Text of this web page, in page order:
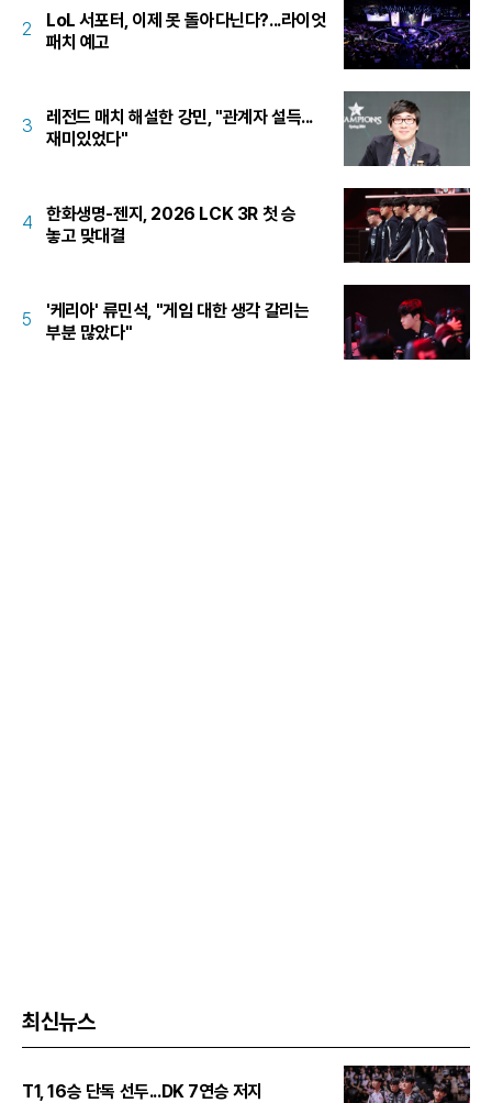
2
LoL 서포터, 이제 못 돌아다닌다?...라이엇
패치 예고
3
레전드 매치 해설한 강민, "관계자 설득...
재미있었다"
4
한화생명-젠지, 2026 LCK 3R 첫 승
놓고 맞대결
5
'케리아' 류민석, "게임 대한 생각 갈리는
부분 많았다"
최신뉴스
T1, 16승 단독 선두...DK 7연승 저지